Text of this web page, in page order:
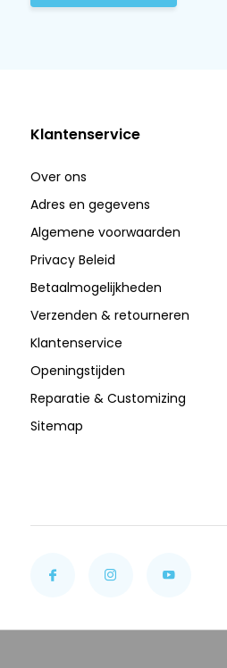
Klantenservice
Over ons
Adres en gegevens
Algemene voorwaarden
Privacy Beleid
Betaalmogelijkheden
Verzenden & retourneren
Klantenservice
Openingstijden
Reparatie & Customizing
Sitemap